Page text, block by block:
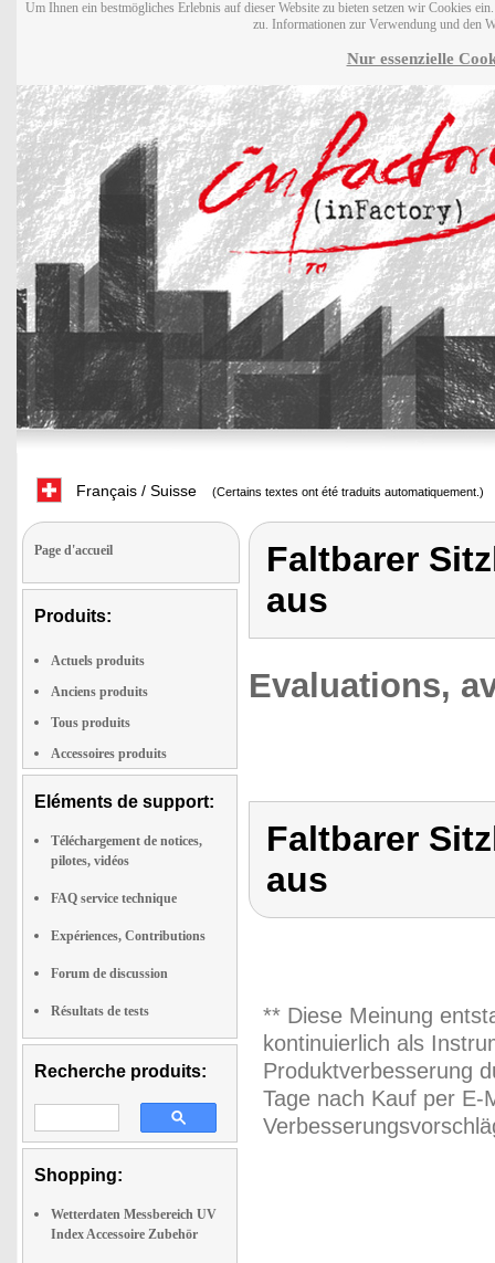
Um Ihnen ein bestmögliches Erlebnis auf dieser Website zu bieten setzen wir Cookies
zu. Informationen zur Verwendung und den
Nur essenzielle
Français / Suisse (Certains textes ont été traduits automatiquement.)
Page d'accueil
Produits:
Actuels produits
Anciens produits
Tous produits
Accessoires produits
Eléments de support:
Téléchargement de notices,
pilotes, vidéos
FAQ service technique
Expériences, Contributions
Forum de discussion
Résultats de tests
Recherche produits:
Shopping:
Wetterdaten Messbereich UV
Index Accessoire Zubehör
Faltbarer
aus
Evaluations,
Faltbarer
aus
** Diese Meinung
kontinuierlich als
Produktverbesserung
Tage nach Kauf per E-